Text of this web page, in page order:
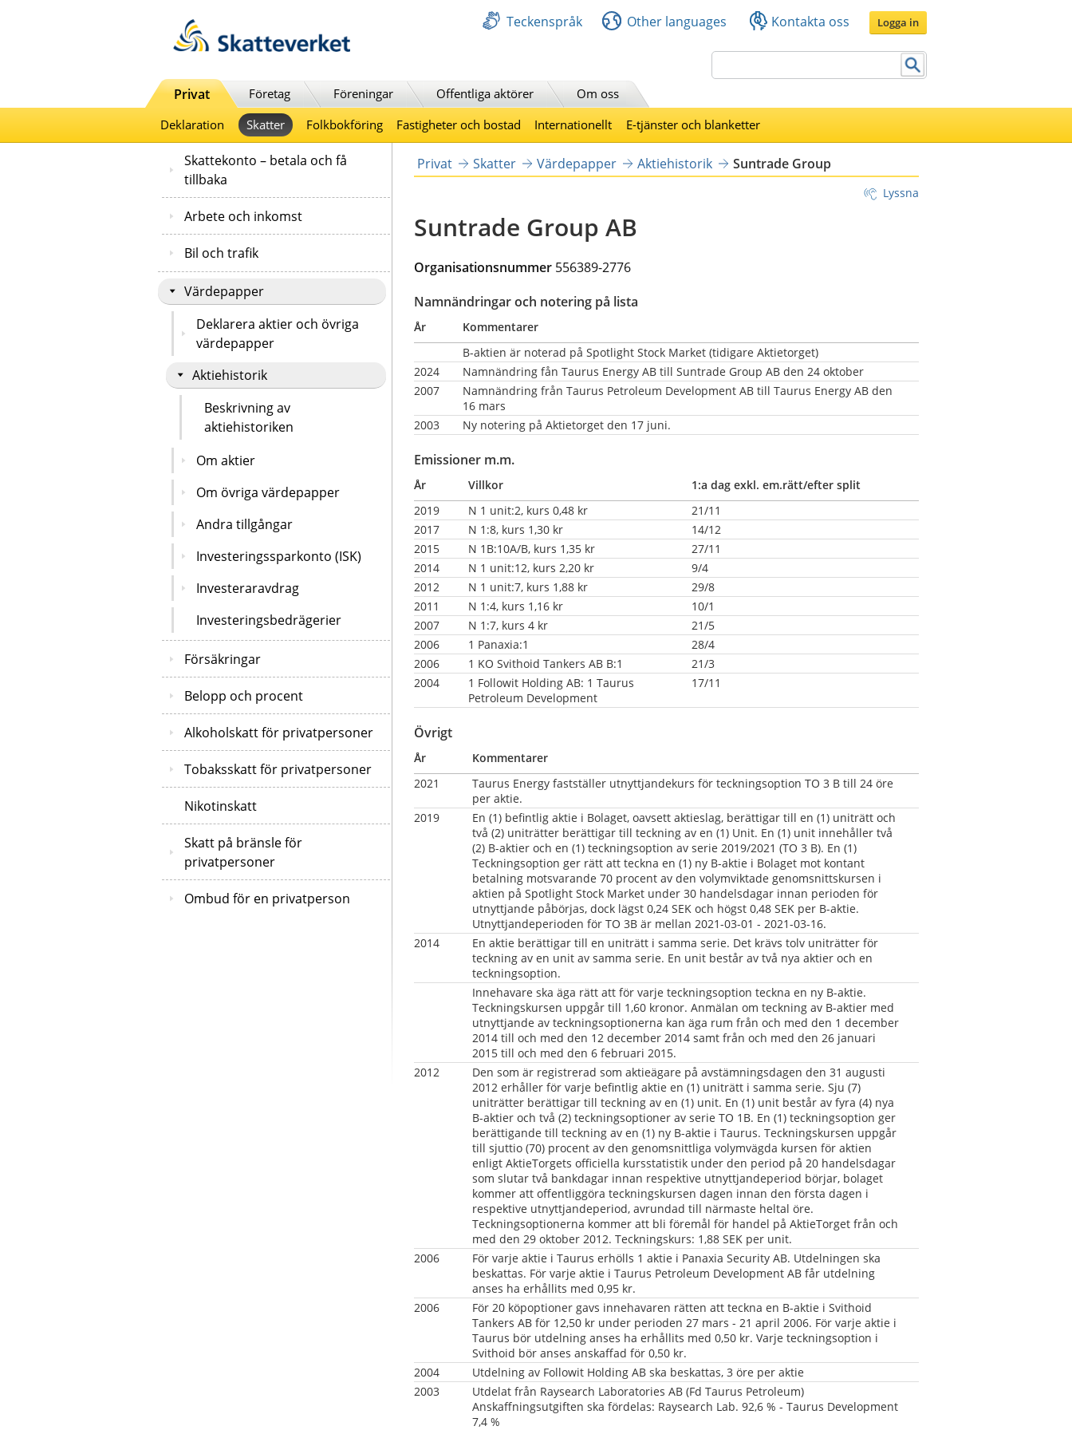
Teckenspråk Other languages Kontakta oss Logga in
Privat Företag Föreningar Offentliga aktörer
Om oss
Deklaration
Skatter Folkbokföring Fastigheter och bostad Internationellt E-tjänster och blanketter
Skattekonto – betala och få
tillbaka
Arbete och inkomst
Bil och trafik
Värdepapper
Deklarera aktier och övriga
värdepapper
Aktiehistorik
Beskrivning av
aktiehistoriken
Om aktier
Om övriga värdepapper
Andra tillgångar
Investeringssparkonto (ISK)
Investeraravdrag
Investeringsbedrägerier
Försäkringar
Belopp och procent
Alkoholskatt för privatpersoner
Tobaksskatt för privatpersoner
Nikotinskatt
Skatt på bränsle för
privatpersoner
Ombud för en privatperson
Privat Skatter Värdepapper Aktiehistorik Suntrade Group
Lyssna
Suntrade Group AB
Organisationsnummer 556389-2776
Namnändringar och notering på lista
År
Kommentarer
B-aktien är noterad på Spotlight Stock Market (tidigare Aktietorget)
2024
Namnändring fån Taurus Energy AB till Suntrade Group AB den 24 oktober
2007
Namnändring från Taurus Petroleum Development AB till Taurus Energy AB den
16 mars
2003
Ny notering på Aktietorget den 17 juni.
Emissioner m.m.
År Villkor
1:a dag exkl. em.rätt/efter split
2019
N 1 unit:2, kurs 0,48 kr
21/11
2017
N 1:8, kurs 1,30 kr
14/12
2015
N 1B:10A/B, kurs 1,35 kr
27/11
2014
N 1 unit:12, kurs 2,20 kr
9/4
2012
N 1 unit:7, kurs 1,88 kr
29/8
2011
N 1:4, kurs 1,16 kr
10/1
2007
N 1:7, kurs 4 kr
21/5
2006
1 Panaxia:1
28/4
2006
1 KO Svithoid Tankers AB B:1
21/3
2004
1 Followit Holding AB: 1 Taurus
Petroleum Development
17/11
Övrigt
År
Kommentarer
2021
Taurus Energy fastställer utnyttjandekurs för teckningsoption TO 3 B till 24 öre
per aktie.
2019
En (1) befintlig aktie i Bolaget, oavsett aktieslag, berättigar till en (1) uniträtt och
två (2) uniträtter berättigar till teckning av en (1) Unit. En (1) unit innehåller två
(2) B-aktier och en (1) teckningsoption av serie 2019/2021 (TO 3 B). En (1)
Teckningsoption ger rätt att teckna en (1) ny B-aktie i Bolaget mot kontant
betalning motsvarande 70 procent av den volymviktade genomsnittskursen i
aktien på Spotlight Stock Market under 30 handelsdagar innan perioden för
utnyttjande påbörjas, dock lägst 0,24 SEK och högst 0,48 SEK per B-aktie.
Utnyttjandeperioden för TO 3B är mellan 2021-03-01 - 2021-03-16.
2014
En aktie berättigar till en uniträtt i samma serie. Det krävs tolv uniträtter för
teckning av en unit av samma serie. En unit består av två nya aktier och en
teckningsoption.
Innehavare ska äga rätt att för varje teckningsoption teckna en ny B-aktie.
Teckningskursen uppgår till 1,60 kronor. Anmälan om teckning av B-aktier med
utnyttjande av teckningsoptionerna kan äga rum från och med den 1 december
2014 till och med den 12 december 2014 samt från och med den 26 januari
2015 till och med den 6 februari 2015.
2012
Den som är registrerad som aktieägare på avstämningsdagen den 31 augusti
2012 erhåller för varje befintlig aktie en (1) uniträtt i samma serie. Sju (7)
uniträtter berättigar till teckning av en (1) unit. En (1) unit består av fyra (4) nya
B-aktier och två (2) teckningsoptioner av serie TO 1B. En (1) teckningsoption ger
berättigande till teckning av en (1) ny B-aktie i Taurus. Teckningskursen uppgår
till sjuttio (70) procent av den genomsnittliga volymvägda kursen för aktien
enligt AktieTorgets officiella kursstatistik under den period på 20 handelsdagar
som slutar två bankdagar innan respektive utnyttjandeperiod börjar, bolaget
kommer att offentliggöra teckningskursen dagen innan den första dagen i
respektive utnyttjandeperiod, avrundad till närmaste heltal öre.
Teckningsoptionerna kommer att bli föremål för handel på AktieTorget från och
med den 29 oktober 2012. Teckningskurs: 1,88 SEK per unit.
2006
För varje aktie i Taurus erhölls 1 aktie i Panaxia Security AB. Utdelningen ska
beskattas. För varje aktie i Taurus Petroleum Development AB får utdelning
anses ha erhållits med 0,95 kr.
2006
För 20 köpoptioner gavs innehavaren rätten att teckna en B-aktie i Svithoid
Tankers AB för 12,50 kr under perioden 27 mars - 21 april 2006. För varje aktie i
Taurus bör utdelning anses ha erhållits med 0,50 kr. Varje teckningsoption i
Svithoid bör anses anskaffad för 0,50 kr.
2004
Utdelning av Followit Holding AB ska beskattas, 3 öre per aktie
2003
Utdelat från Raysearch Laboratories AB (Fd Taurus Petroleum)
Anskaffningsutgiften ska fördelas: Raysearch Lab. 92,6 % - Taurus Development
7,4 %